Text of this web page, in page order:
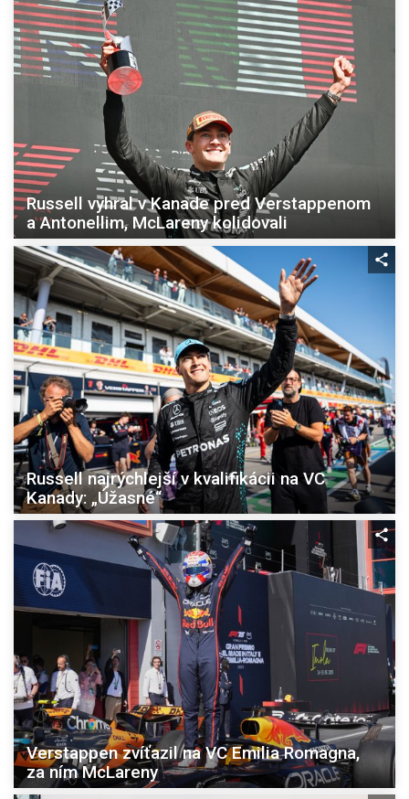
Russell vyhral v Kanade pred Verstappenom
a Antonellim, McLareny kolidovali
Russell najrýchlejší v kvalifikácii na VC
Kanady: „Úžasné“
Verstappen zvíťazil na VC Emilia Romagna,
za ním McLareny